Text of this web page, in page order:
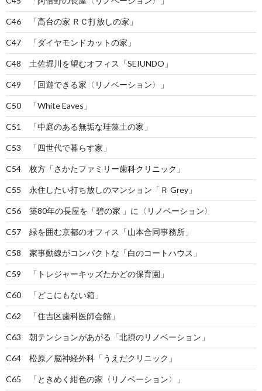
C46 「高台の家 ＲＣ打放しの家」
C47 「ダイヤモンドカットの家」
C48 土佐堀川を望むオフィス「SEIUNDO」
C49 「回遊できる家〈リノベーション〉」
C50 「White Eaves」
C51 「中庭のある無垢な珪藻土の家」
C53 「四世代で暮らす家」
C54 枚方「さかたファミリー歯科クリニック」
C55 永住したい打ち放しのマンション「Ｒ Grey」
C56 築80年の長屋を「碧の家 」に〈リノベーション〉
C57 緑を囲む京都のオフィス「山本合同事務所」
C58 家事動線がコンパクトな「白のコートハウス」
C59 「トレジャーキッズたかどの保育園」
C60 「どこにもない箱」
C62 「住吉区歯科医師会館」
C63 朝テンションがあがる「北摂のリノベーション」
C64 松原／脳神経外科「うえだクリニック」
C65 「ときめく紺色の家〈リノベーション〉」